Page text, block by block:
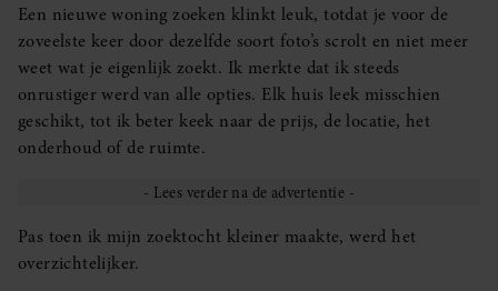
Een nieuwe woning zoeken klinkt leuk, totdat je voor de
zoveelste keer door dezelfde soort foto’s scrolt en niet meer
weet wat je eigenlijk zoekt. Ik merkte dat ik steeds
onrustiger werd van alle opties. Elk huis leek misschien
geschikt, tot ik beter keek naar de prijs, de locatie, het
onderhoud of de ruimte.
Pas toen ik mijn zoektocht kleiner maakte, werd het
overzichtelijker.